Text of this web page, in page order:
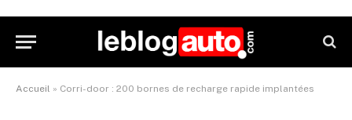
Accueil » Corri-door : 200 bornes de recharge rapide implantées